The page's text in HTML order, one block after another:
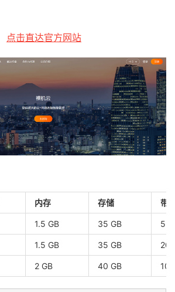
点击直达官方网站
内存 存储 带
1.5 GB 35 GB
1.5 GB 35 GB
2 GB 40 GB